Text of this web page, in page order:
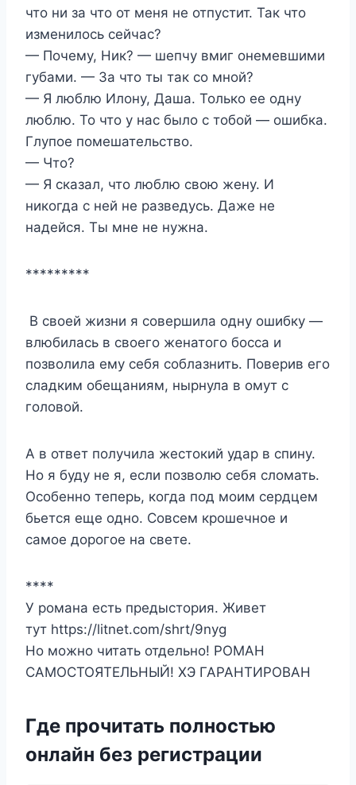
что ни за что от меня не отпустит. Так что
изменилось сейчас?
— Почему, Ник? — шепчу вмиг онемевшими
губами. — За что ты так со мной?
— Я люблю Илону, Даша. Только ее одну
люблю. То что у нас было с тобой — ошибка.
Глупое помешательство.
— Что?
— Я сказал, что люблю свою жену. И
никогда с ней не разведусь. Даже не
надейся. Ты мне не нужна.
*********
В своей жизни я совершила одну ошибку —
влюбилась в своего женатого босса и
позволила ему себя соблазнить. Поверив его
сладким обещаниям, нырнула в омут с
головой.
А в ответ получила жестокий удар в спину.
Но я буду не я, если позволю себя сломать.
Особенно теперь, когда под моим сердцем
бьется еще одно. Совсем крошечное и
самое дорогое на свете.
****
У романа есть предыстория. Живет
тут https://litnet.com/shrt/9nyg
Но можно читать отдельно! РОМАН
САМОСТОЯТЕЛЬНЫЙ! ХЭ ГАРАНТИРОВАН
Где прочитать полностью
онлайн без регистрации